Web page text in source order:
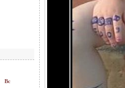
Вс